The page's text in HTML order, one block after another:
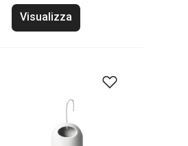
Visualizza